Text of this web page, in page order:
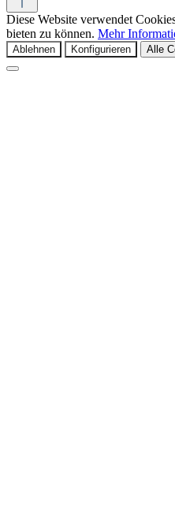
Diese Website verwendet
bieten zu können. Mehr
Ablehnen Konfigurieren Alle